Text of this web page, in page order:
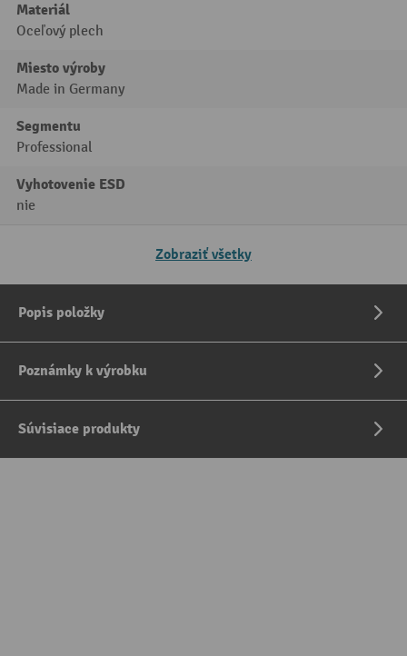
Materiál
Oceľový plech
Miesto výroby
Made in Germany
Segmentu
Professional
Vyhotovenie ESD
nie
Zobraziť všetky
Popis položky
Poznámky k výrobku
Súvisiace produkty